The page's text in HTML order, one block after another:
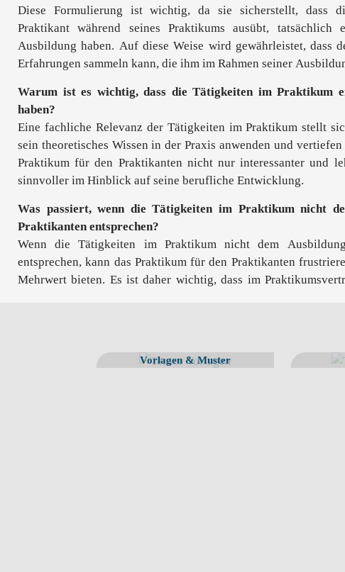
Diese Formulierung ist wichtig, da sie sicherstellt, dass
Praktikant während seines Praktikums ausübt, tatsächlich
Ausbildung haben. Auf diese Weise wird gewährleistet, dass
Erfahrungen sammeln kann, die ihm im Rahmen seiner
Warum ist es wichtig, dass die Tätigkeiten im Praktikum
haben?
Eine fachliche Relevanz der Tätigkeiten im Praktikum stellt
sein theoretisches Wissen in der Praxis anwenden und
Praktikum für den Praktikanten nicht nur interessanter und
sinnvoller im Hinblick auf seine berufliche Entwicklung.
Was passiert, wenn die Tätigkeiten im Praktikum nicht
Praktikanten entsprechen?
Wenn die Tätigkeiten im Praktikum nicht dem
entsprechen, kann das Praktikum für den Praktikanten
Mehrwert bieten. Es ist daher wichtig, dass im
Vorlagen & Muster